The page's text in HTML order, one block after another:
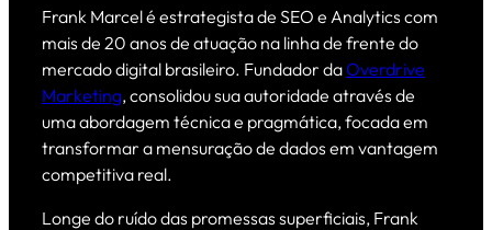
Frank Marcel é estrategista de SEO e Analytics com
mais de 20 anos de atuação na linha de frente do
mercado digital brasileiro. Fundador daOverdrive
Marketing, consolidou sua autoridade através de
uma abordagem técnica e pragmática, focada em
transformar a mensuração de dados em vantagem
competitiva real.
Longe do ruído das promessas superficiais, Frank